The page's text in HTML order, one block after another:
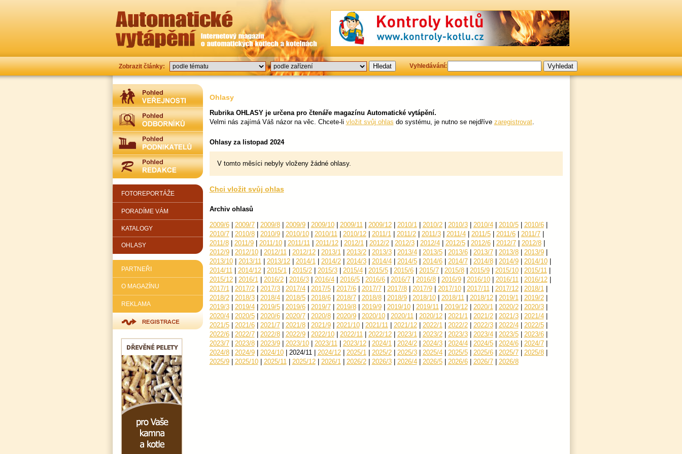
Vyhledávání:
Zobrazit články:
FOTOREPORTÁŽE
PORADÍME VÁM
KATALOGY
OHLASY
PARTNEŘI
O MAGAZÍNU
REKLAMA
Ohlasy
Rubrika OHLASY je určena pro čtenáře magazínu Automatické vytápění.
Velmi nás zajímá Váš názor na věc. Chcete-li vložit svůj ohlas do systému, je nutno se nejdříve zaregistrovat.
Ohlasy za listopad 2024
V tomto měsíci nebyly vloženy žádné ohlasy.
Chci vložit svůj ohlas
Archiv ohlasů
2009/6| 2009/7| 2009/8| 2009/9| 2009/10| 2009/11| 2009/12| 2010/1| 2010/2| 2010/3| 2010/4| 2010/5| 2010/6|
2010/7| 2010/8| 2010/9| 2010/10| 2010/11| 2010/12| 2011/1| 2011/2| 2011/3| 2011/4| 2011/5| 2011/6| 2011/7|
2011/8| 2011/9| 2011/10| 2011/11| 2011/12| 2012/1| 2012/2| 2012/3| 2012/4| 2012/5| 2012/6| 2012/7| 2012/8|
2012/9| 2012/10| 2012/11| 2012/12| 2013/1| 2013/2| 2013/3| 2013/4| 2013/5| 2013/6| 2013/7| 2013/8| 2013/9|
2013/10| 2013/11| 2013/12| 2014/1| 2014/2| 2014/3| 2014/4| 2014/5| 2014/6| 2014/7| 2014/8| 2014/9| 2014/10|
2014/11| 2014/12| 2015/1| 2015/2| 2015/3| 2015/4| 2015/5| 2015/6| 2015/7| 2015/8| 2015/9| 2015/10| 2015/11|
2015/12| 2016/1| 2016/2| 2016/3| 2016/4| 2016/5| 2016/6| 2016/7| 2016/8| 2016/9| 2016/10| 2016/11| 2016/12|
2017/1| 2017/2| 2017/3| 2017/4| 2017/5| 2017/6| 2017/7| 2017/8| 2017/9| 2017/10| 2017/11| 2017/12| 2018/1|
2018/2| 2018/3| 2018/4| 2018/5| 2018/6| 2018/7| 2018/8| 2018/9| 2018/10| 2018/11| 2018/12| 2019/1| 2019/2|
2019/3| 2019/4| 2019/5| 2019/6| 2019/7| 2019/8| 2019/9| 2019/10| 2019/11| 2019/12| 2020/1| 2020/2| 2020/3|
2020/4| 2020/5| 2020/6| 2020/7| 2020/8| 2020/9| 2020/10| 2020/11| 2020/12| 2021/1| 2021/2| 2021/3| 2021/4|
2021/5| 2021/6| 2021/7| 2021/8| 2021/9| 2021/10| 2021/11| 2021/12| 2022/1| 2022/2| 2022/3| 2022/4| 2022/5|
2022/6| 2022/7| 2022/8| 2022/9| 2022/10| 2022/11| 2022/12| 2023/1| 2023/2| 2023/3| 2023/4| 2023/5| 2023/6|
2023/7| 2023/8| 2023/9| 2023/10| 2023/11| 2023/12| 2024/1| 2024/2| 2024/3| 2024/4| 2024/5| 2024/6| 2024/7|
2024/8| 2024/9| 2024/10| 2024/11| 2024/12| 2025/1| 2025/2| 2025/3| 2025/4| 2025/5| 2025/6| 2025/7| 2025/8|
2025/9| 2025/10| 2025/11| 2025/12| 2026/1| 2026/2| 2026/3| 2026/4| 2026/5| 2026/6| 2026/7| 2026/8